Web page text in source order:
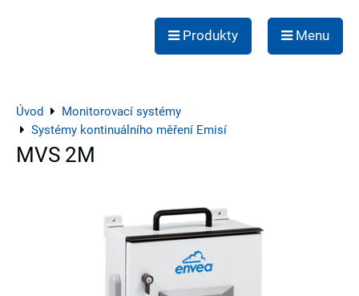
Produkty Menu
Úvod
Monitorovací systémy
Systémy kontinuálního měření Emisí
MVS 2M